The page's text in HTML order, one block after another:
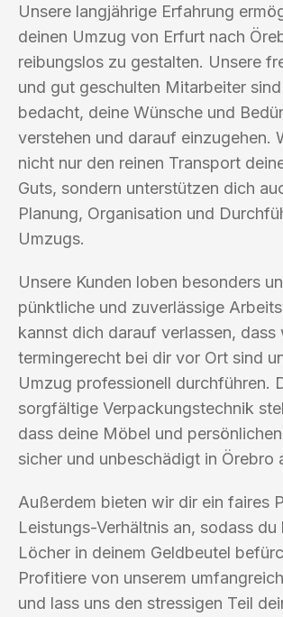
Unsere langjährige Erfahrung
deinen Umzug von Erfurt nach
reibungslos zu gestalten. Unsere
und gut geschulten Mitarbeiter
bedacht, deine Wünsche und
verstehen und darauf einzugehen.
nicht nur den reinen Transport
Guts, sondern unterstützen dich
Planung, Organisation und
Umzugs.
Unsere Kunden loben besonders
pünktliche und zuverlässige
kannst dich darauf verlassen, dass
termingerecht bei dir vor Ort sind
Umzug professionell durchführen.
sorgfältige Verpackungstechnik
dass deine Möbel und
sicher und unbeschädigt in Örebro
Außerdem bieten wir dir ein faires
Leistungs-Verhältnis an, sodass du
Löcher in deinem Geldbeutel
Profitiere von unserem
und lass uns den stressigen Teil